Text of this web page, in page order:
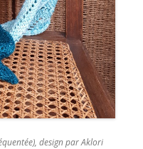
design par Aklori